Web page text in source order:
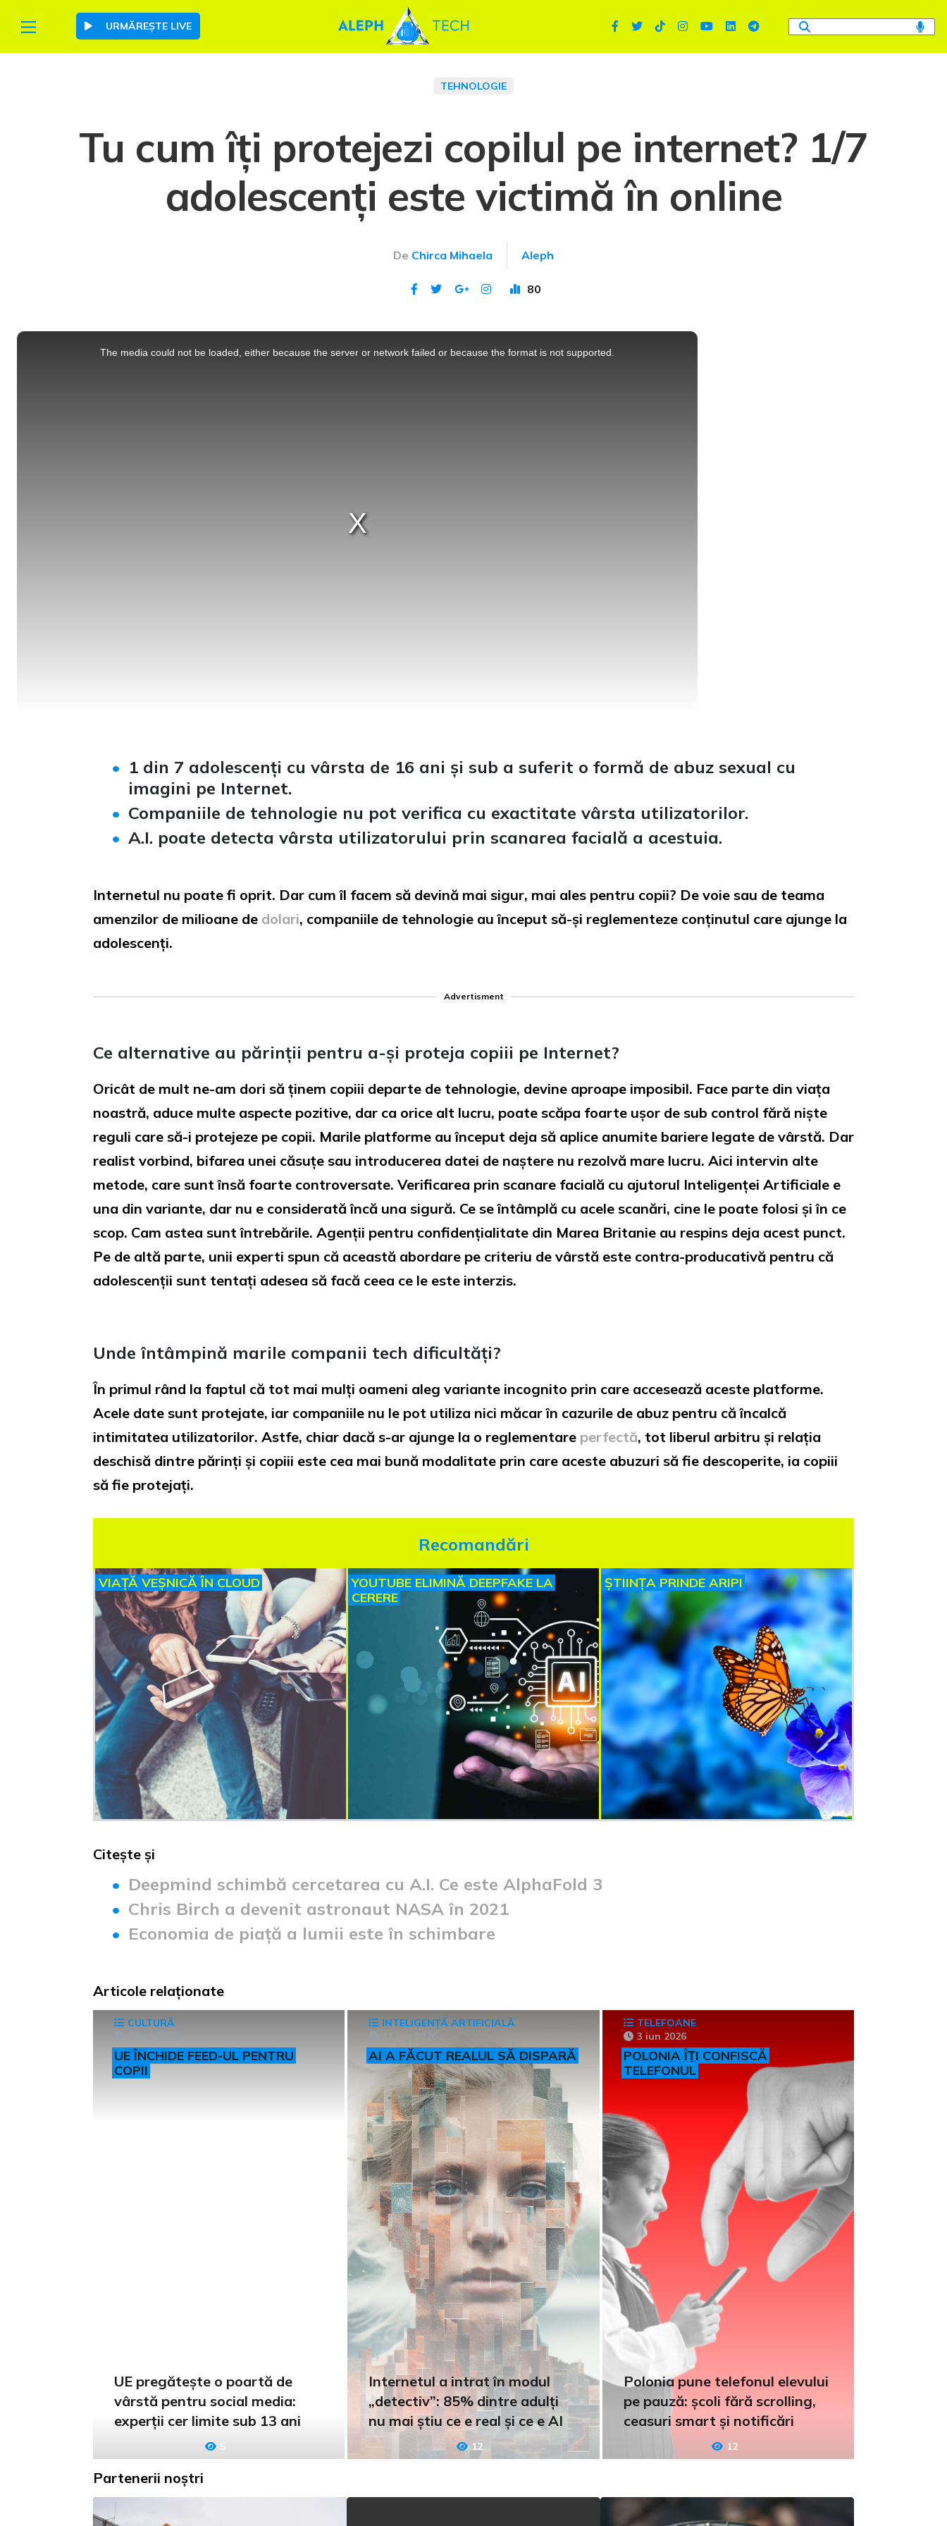
URMĂREȘTE LIVE
TEHNOLOGIE
Tu cum îți protejezi copilul pe internet? 1/7
adolescenți este victimă în online
De Chirca Mihaela Aleph
80
This
The media could not be loaded, either because the server or network failed or because the format is not supported.
1 din 7 adolescenți cu vârsta de 16 ani și sub a suferit o formă de abuz sexual cu
imagini pe Internet.
Companiile de tehnologie nu pot verifica cu exactitate vârsta utilizatorilor.
A.I. poate detecta vârsta utilizatorului prin scanarea facială a acestuia.
Internetul nu poate fi oprit. Dar cum îl facem să devină mai sigur, mai ales pentru copii? De voie sau de teama
amenzilor de milioane de dolari, companiile de tehnologie au început să-și reglementeze conținutul care ajunge la
adolescenți.
Advertisment
Ce alternative au părinții pentru a-și proteja copiii pe Internet?
Oricât de mult ne-am dori să ținem copiii departe de tehnologie, devine aproape imposibil. Face parte din viața
noastră, aduce multe aspecte pozitive, dar ca orice alt lucru, poate scăpa foarte ușor de sub control fără niște
reguli care să-i protejeze pe copii. Marile platforme au început deja să aplice anumite bariere legate de vârstă. Dar
realist vorbind, bifarea unei căsuțe sau introducerea datei de naștere nu rezolvă mare lucru. Aici intervin alte
metode, care sunt însă foarte controversate. Verificarea prin scanare facială cu ajutorul Inteligenței Artificiale e
una din variante, dar nu e considerată încă una sigură. Ce se întâmplă cu acele scanări, cine le poate folosi și în ce
scop. Cam astea sunt întrebările. Agenții pentru confidențialitate din Marea Britanie au respins deja acest punct.
Pe de altă parte, unii experti spun că această abordare pe criteriu de vârstă este contra-producativă pentru că
adolescenții sunt tentați adesea să facă ceea ce le este interzis.
Unde întâmpină marile companii tech dificultăți?
În primul rând la faptul că tot mai mulți oameni aleg variante incognito prin care accesează aceste platforme.
Acele date sunt protejate, iar companiile nu le pot utiliza nici măcar în cazurile de abuz pentru că încalcă
intimitatea utilizatorilor. Astfe, chiar dacă s-ar ajunge la o reglementare perfectă, tot liberul arbitru și relația
deschisă dintre părinți și copiii este cea mai bună modalitate prin care aceste abuzuri să fie descoperite, ia copiii
să fie protejați.
Recomandări
VIAȚĂ VEȘNICĂ ÎN CLOUD
YOUTUBE ELIMINĂ DEEPFAKE LA
CERERE
ȘTIINȚA PRINDE ARIPI
Citește și
Deepmind schimbă cercetarea cu A.I. Ce este AlphaFold 3
Chris Birch a devenit astronaut NASA în 2021
Economia de piață a lumii este în schimbare
Articole relaționate
CULTURĂ
UE ÎNCHIDE FEED-UL PENTRU
COPII
UE pregătește o poartă de
vârstă pentru social media:
experții cer limite sub 13 ani
5
INTELIGENȚĂ ARTIFICIALĂ
11 iun 2026
AI A FĂCUT REALUL SĂ DISPARĂ
Internetul a intrat în modul
„detectiv”: 85% dintre adulți
nu mai știu ce e real și ce e AI
12
TELEFOANE
3 iun 2026
POLONIA ÎȚI CONFISCĂ
TELEFONUL
Polonia pune telefonul elevului
pe pauză: școli fără scrolling,
ceasuri smart și notificări
12
Partenerii noștri